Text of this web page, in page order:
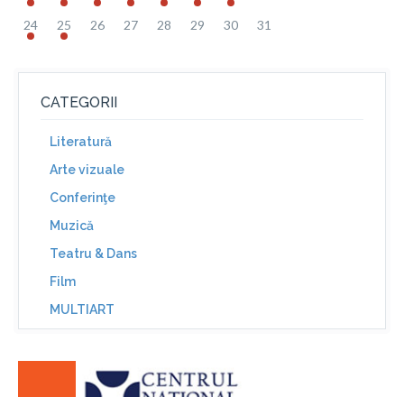
24 25 26 27 28 29 30 31
CATEGORII
Literatură
Arte vizuale
Conferinţe
Muzică
Teatru & Dans
Film
MULTIART